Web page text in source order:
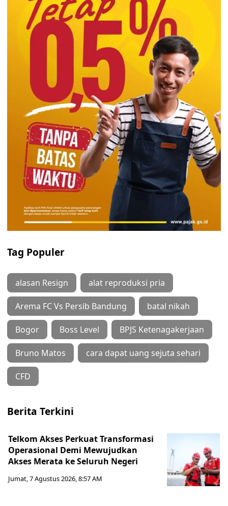
Tag Populer
alasan Resign alat reproduksi pria
Arema FC Vs Persib Bandung batal nikah
Bogor Boss Level BPJS Ketenagakerjaan
Bruno Matos cara dapat uang sejuta sehari
CFD
Berita Terkini
Telkom Akses Perkuat Transformasi
Operasional Demi Mewujudkan
Akses Merata ke Seluruh Negeri
Jumat, 7 Agustus 2026, 8:57 AM